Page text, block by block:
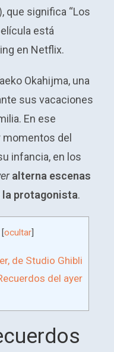
que significa “Los
está
en Netflix.
Okahijma, una
sus vacaciones
En ese
del
infancia, en los
alterna escenas
la protagonista.
[ocultar
de Studio Ghibli
del ayer